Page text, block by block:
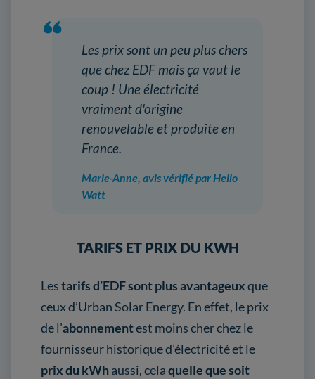
Les prix sont un peu plus chers
que chez EDF mais ça vaut le
coup ! Une électricité
vraiment d'origine
renouvelable et produite en
France.
Marie-Anne, avis vérifié par Hello
Watt
TARIFS ET PRIX DU KWH
Lestarifs d’EDFsont plus avantageuxque
ceux d’Urban Solar Energy. En effet, le prix
de l’abonnementest moins cher chez le
fournisseur historique d’électricité et le
prix du kWhaussi, celaquelle que soit